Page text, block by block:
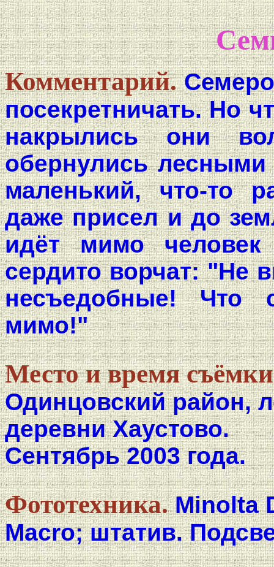
Комментарий.
посекретничать. Но
накрылись они
обернулись
маленький, что-то
даже присел и до
идёт мимо
сердито ворчат: "Не
несъедобные! Что
мимо!"
Место и время
Одинцовский район,
деревни Хаустово.
Сентябрь 2003 года.
Фототехника.Minolta
Macro; штатив.